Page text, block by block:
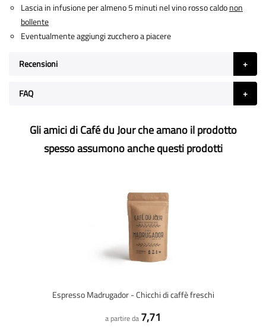
Lascia in infusione per almeno 5 minuti nel vino rosso caldonon
bollente
Eventualmente aggiungi zucchero a piacere
Recensioni
FAQ
Gli amici di Café du Jour che amano il prodotto
spesso assumono anche questi prodotti
Espresso Madrugador - Chicchi di caffè freschi
a partire da 7,71